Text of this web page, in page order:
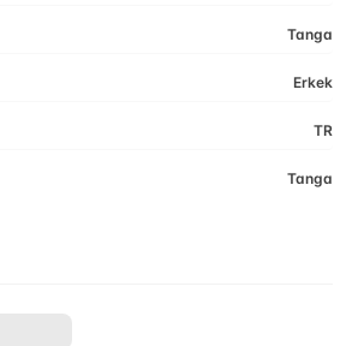
Tanga
Erkek
TR
Tanga